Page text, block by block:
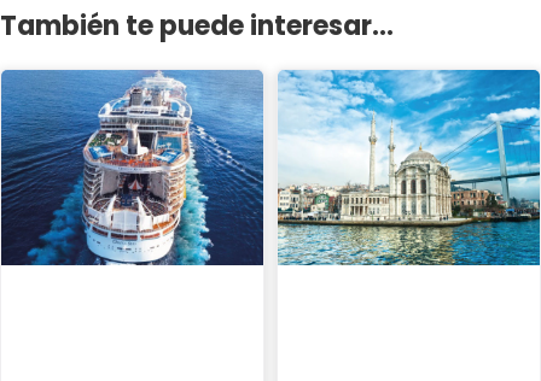
También te puede interesar...